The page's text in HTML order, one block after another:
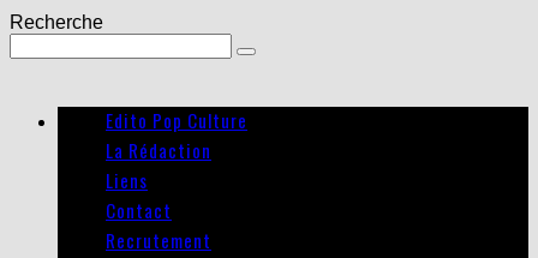
Recherche
Edito Pop Culture
La Rédaction
Liens
Contact
Recrutement